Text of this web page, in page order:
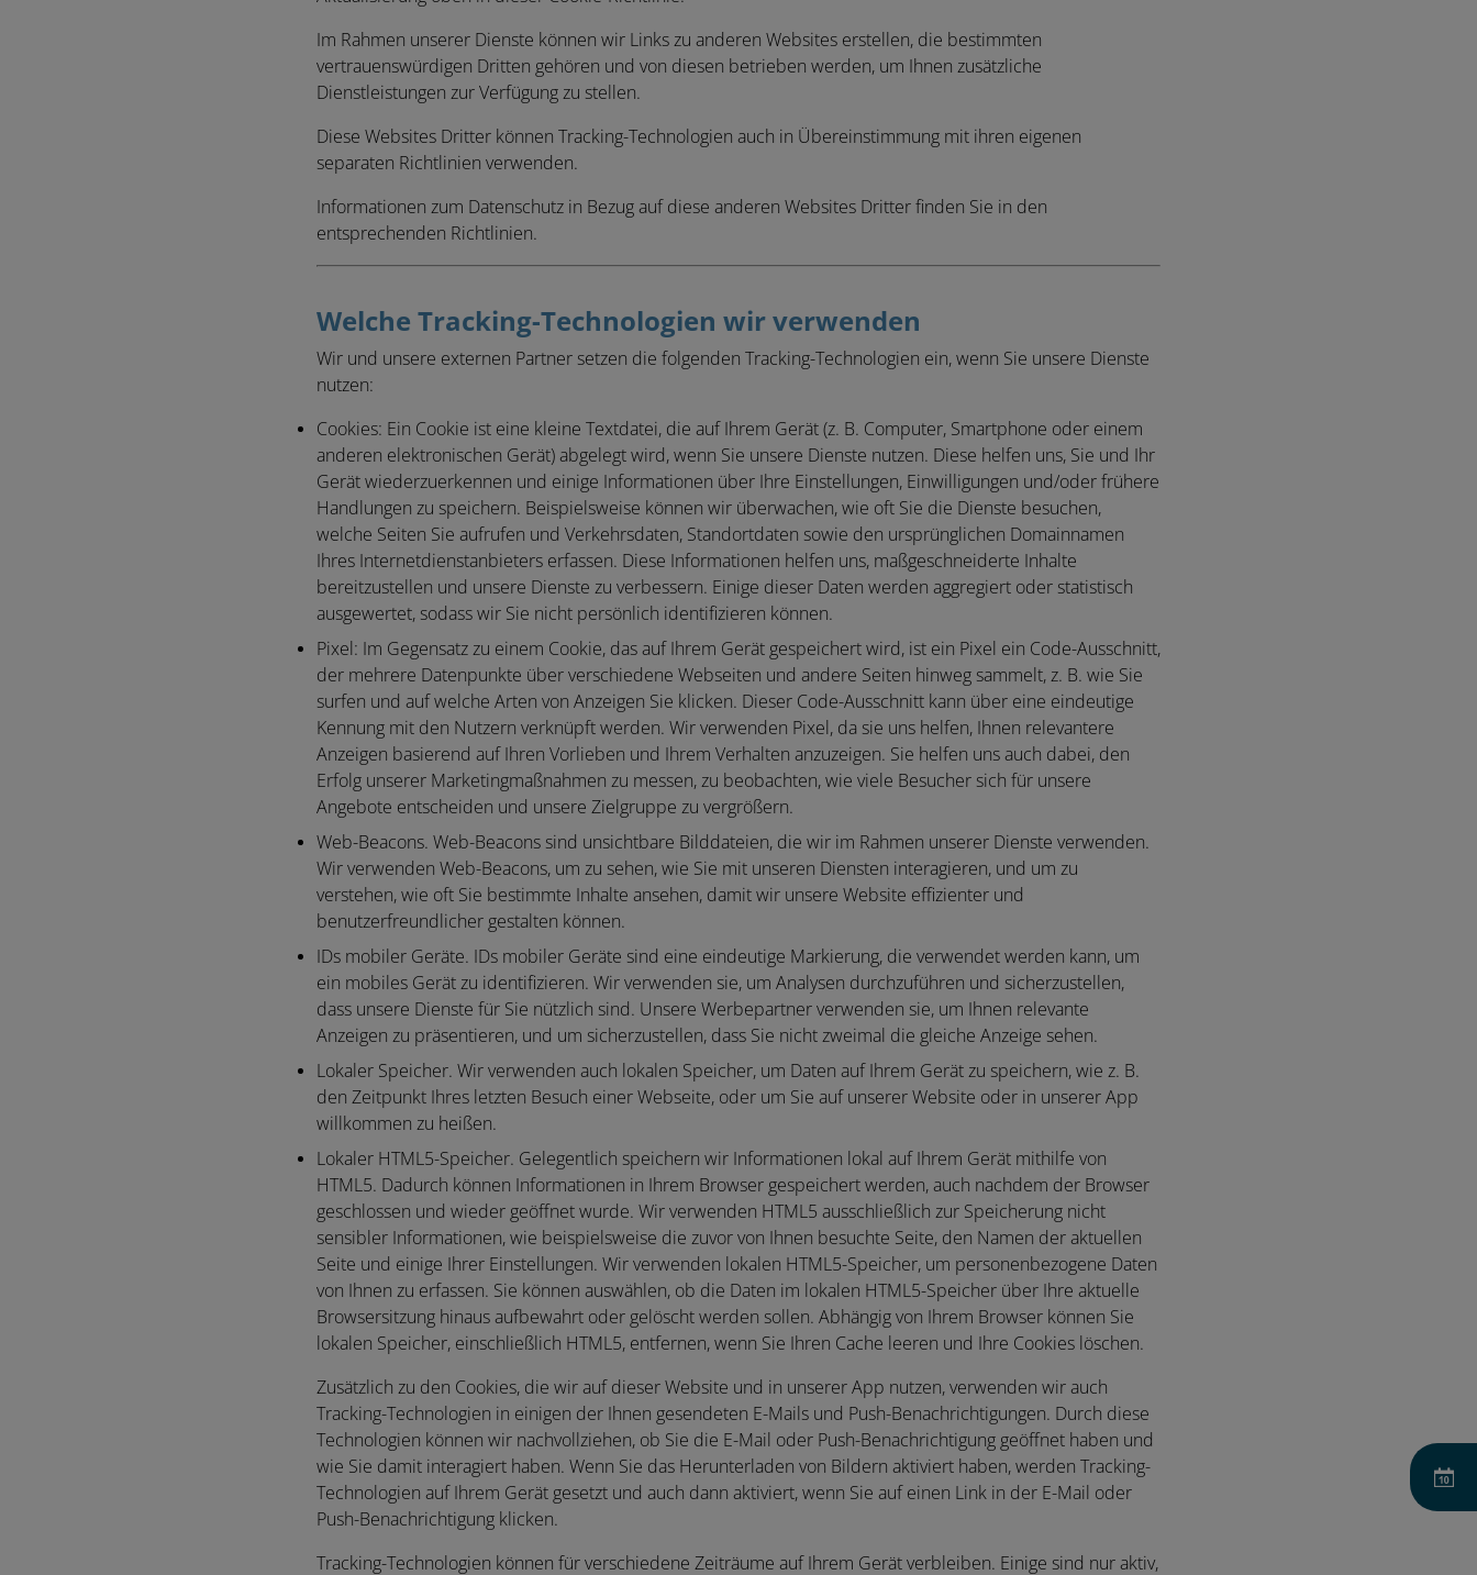
Im Rahmen unserer Dienste können wir Links zu anderen Websites erstellen, die bestimmten
vertrauenswürdigen Dritten gehören und von diesen betrieben werden, um Ihnen zusätzliche
Dienstleistungen zur Verfügung zu stellen.
Diese Websites Dritter können Tracking-Technologien auch in Übereinstimmung mit ihren eigenen
separaten Richtlinien verwenden.
Informationen zum Datenschutz in Bezug auf diese anderen Websites Dritter finden Sie in den
entsprechenden Richtlinien.
Welche Tracking-Technologien wir verwenden
Wir und unsere externen Partner setzen die folgenden Tracking-Technologien ein, wenn Sie unsere Dienste
nutzen:
Cookies: Ein Cookie ist eine kleine Textdatei, die auf Ihrem Gerät (z. B. Computer, Smartphone oder einem
anderen elektronischen Gerät) abgelegt wird, wenn Sie unsere Dienste nutzen. Diese helfen uns, Sie und Ihr
Gerät wiederzuerkennen und einige Informationen über Ihre Einstellungen, Einwilligungen und/oder frühere
Handlungen zu speichern. Beispielsweise können wir überwachen, wie oft Sie die Dienste besuchen,
welche Seiten Sie aufrufen und Verkehrsdaten, Standortdaten sowie den ursprünglichen Domainnamen
Ihres Internetdienstanbieters erfassen. Diese Informationen helfen uns, maßgeschneiderte Inhalte
bereitzustellen und unsere Dienste zu verbessern. Einige dieser Daten werden aggregiert oder statistisch
ausgewertet, sodass wir Sie nicht persönlich identifizieren können.
Pixel: Im Gegensatz zu einem Cookie, das auf Ihrem Gerät gespeichert wird, ist ein Pixel ein Code-Ausschnitt,
der mehrere Datenpunkte über verschiedene Webseiten und andere Seiten hinweg sammelt, z. B. wie Sie
surfen und auf welche Arten von Anzeigen Sie klicken. Dieser Code-Ausschnitt kann über eine eindeutige
Kennung mit den Nutzern verknüpft werden. Wir verwenden Pixel, da sie uns helfen, Ihnen relevantere
Anzeigen basierend auf Ihren Vorlieben und Ihrem Verhalten anzuzeigen. Sie helfen uns auch dabei, den
Erfolg unserer Marketingmaßnahmen zu messen, zu beobachten, wie viele Besucher sich für unsere
Angebote entscheiden und unsere Zielgruppe zu vergrößern.
Web-Beacons. Web-Beacons sind unsichtbare Bilddateien, die wir im Rahmen unserer Dienste verwenden.
Wir verwenden Web-Beacons, um zu sehen, wie Sie mit unseren Diensten interagieren, und um zu
verstehen, wie oft Sie bestimmte Inhalte ansehen, damit wir unsere Website effizienter und
benutzerfreundlicher gestalten können.
IDs mobiler Geräte. IDs mobiler Geräte sind eine eindeutige Markierung, die verwendet werden kann, um
ein mobiles Gerät zu identifizieren. Wir verwenden sie, um Analysen durchzuführen und sicherzustellen,
dass unsere Dienste für Sie nützlich sind. Unsere Werbepartner verwenden sie, um Ihnen relevante
Anzeigen zu präsentieren, und um sicherzustellen, dass Sie nicht zweimal die gleiche Anzeige sehen.
Lokaler Speicher. Wir verwenden auch lokalen Speicher, um Daten auf Ihrem Gerät zu speichern, wie z. B.
den Zeitpunkt Ihres letzten Besuch einer Webseite, oder um Sie auf unserer Website oder in unserer App
willkommen zu heißen.
Lokaler HTML5-Speicher. Gelegentlich speichern wir Informationen lokal auf Ihrem Gerät mithilfe von
HTML5. Dadurch können Informationen in Ihrem Browser gespeichert werden, auch nachdem der Browser
geschlossen und wieder geöffnet wurde. Wir verwenden HTML5 ausschließlich zur Speicherung nicht
sensibler Informationen, wie beispielsweise die zuvor von Ihnen besuchte Seite, den Namen der aktuellen
Seite und einige Ihrer Einstellungen. Wir verwenden lokalen HTML5-Speicher, um personenbezogene Daten
von Ihnen zu erfassen. Sie können auswählen, ob die Daten im lokalen HTML5-Speicher über Ihre aktuelle
Browsersitzung hinaus aufbewahrt oder gelöscht werden sollen. Abhängig von Ihrem Browser können Sie
lokalen Speicher, einschließlich HTML5, entfernen, wenn Sie Ihren Cache leeren und Ihre Cookies löschen.
Zusätzlich zu den Cookies, die wir auf dieser Website und in unserer App nutzen, verwenden wir auch
Tracking-Technologien in einigen der Ihnen gesendeten E-Mails und Push-Benachrichtigungen. Durch diese
Technologien können wir nachvollziehen, ob Sie die E-Mail oder Push-Benachrichtigung geöffnet haben und
wie Sie damit interagiert haben. Wenn Sie das Herunterladen von Bildern aktiviert haben, werden Tracking-
Technologien auf Ihrem Gerät gesetzt und auch dann aktiviert, wenn Sie auf einen Link in der E-Mail oder
Push-Benachrichtigung klicken.
Tracking-Technologien können für verschiedene Zeiträume auf Ihrem Gerät verbleiben. Einige sind nur aktiv,